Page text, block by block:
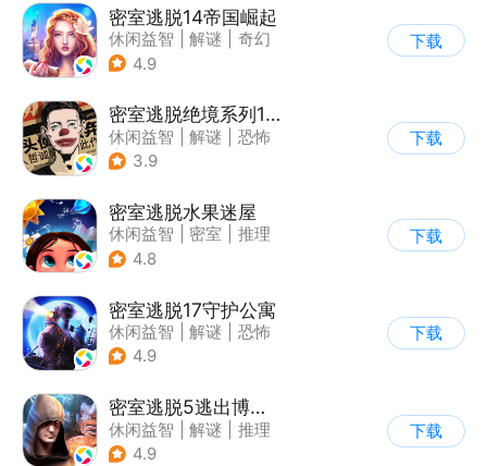
密室逃脱14帝国崛起
休闲益智 解谜
奇幻
| 密室逃脱
4.9
下载
密室逃脱绝境系列11游乐园
休闲益智 解谜
恐怖
| 密室逃脱
3.9
下载
密室逃脱水果迷屋
休闲益智 密室
推理
| 密室逃脱
4.8
下载
密室逃脱17守护公寓
休闲益智 解谜
恐怖
| 密室逃脱
4.9
下载
密室逃脱5逃出博物馆
休闲益智 解谜
推理
| 密室逃脱
4.9
下载